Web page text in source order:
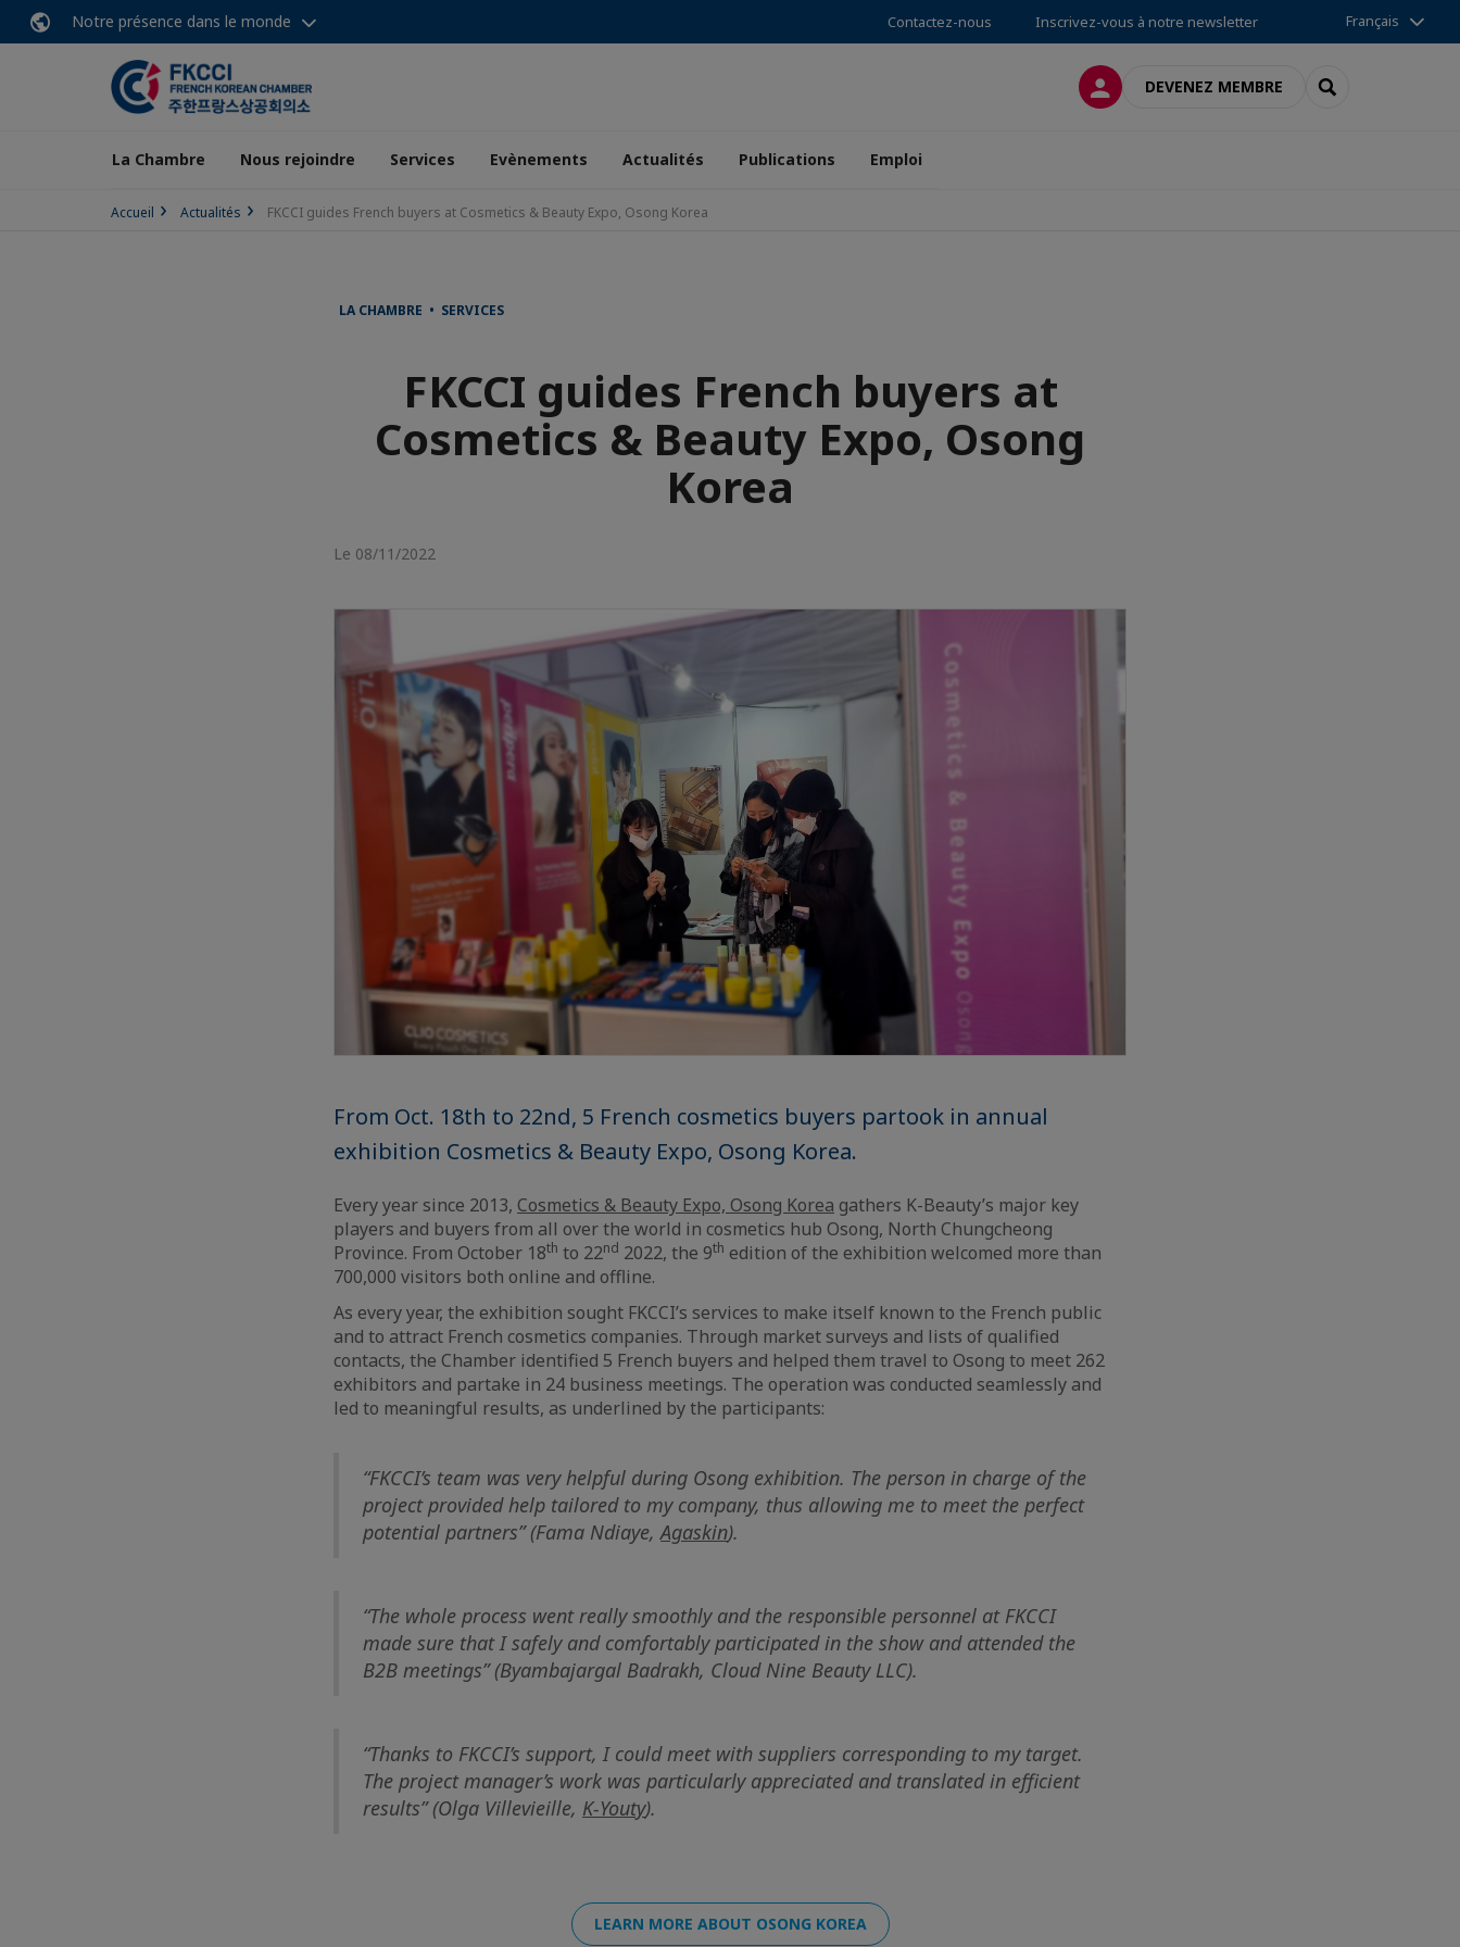
Notre présence dans le monde Contactez-nous Inscrivez-vous à notre newsletter Français
CONNEXIONDEVENEZ MEMBRE RECHERCHER
La Chambre Nous rejoindre Services Evènements Actualités Publications Emploi
Accueil Actualités FKCCI guides French buyers at Cosmetics & Beauty Expo, Osong Korea
LA CHAMBRE • SERVICES
FKCCI guides French buyers at
Cosmetics & Beauty Expo, Osong
Korea
Le 08/11/2022
From Oct. 18th to 22nd, 5 French cosmetics buyers partook in annual
exhibition Cosmetics & Beauty Expo, Osong Korea.
Every year since 2013, Cosmetics & Beauty Expo, Osong Korea gathers K-Beauty’s major key
players and buyers from all over the world in cosmetics hub Osong, North Chungcheong
Province. From October 18th to 22nd 2022, the 9th edition of the exhibition welcomed more than
700,000 visitors both online and offline.
As every year, the exhibition sought FKCCI’s services to make itself known to the French public
and to attract French cosmetics companies. Through market surveys and lists of qualified
contacts, the Chamber identified 5 French buyers and helped them travel to Osong to meet 262
exhibitors and partake in 24 business meetings. The operation was conducted seamlessly and
led to meaningful results, as underlined by the participants:
“FKCCI’s team was very helpful during Osong exhibition. The person in charge of the
project provided help tailored to my company, thus allowing me to meet the perfect
potential partners” (Fama Ndiaye, Agaskin).
“The whole process went really smoothly and the responsible personnel at FKCCI
made sure that I safely and comfortably participated in the show and attended the
B2B meetings” (Byambajargal Badrakh, Cloud Nine Beauty LLC).
“Thanks to FKCCI’s support, I could meet with suppliers corresponding to my target.
The project manager’s work was particularly appreciated and translated in efficient
results” (Olga Villevieille, K-Youty).
LEARN MORE ABOUT OSONG KOREA